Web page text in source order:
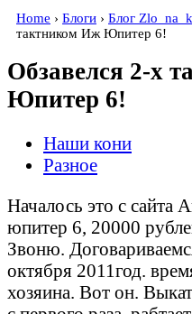
Home › Блоги › Блог
тактником Иж Юпитер 6!
Обзавелся 2-х
Юпитер 6!
Наши кони
Разное
Началось это с сайта
юпитер 6, 20000
Звоню.
октября 2011год.
хозяина. Вот он.